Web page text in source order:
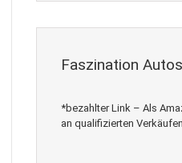
Faszination
*bezahlter Link – Als
an qualifizierten